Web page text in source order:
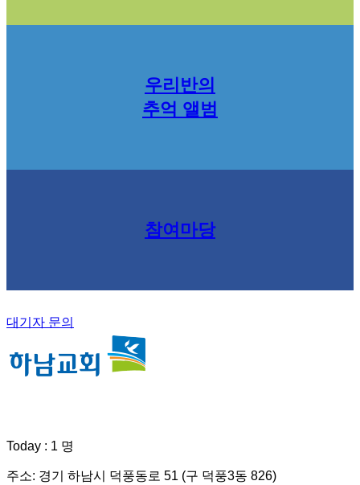
우리반의
추억 앨범
참여마당
대기자 문의
Today : 1 명
주소: 경기 하남시 덕풍동로 51 (구 덕풍3동 826)